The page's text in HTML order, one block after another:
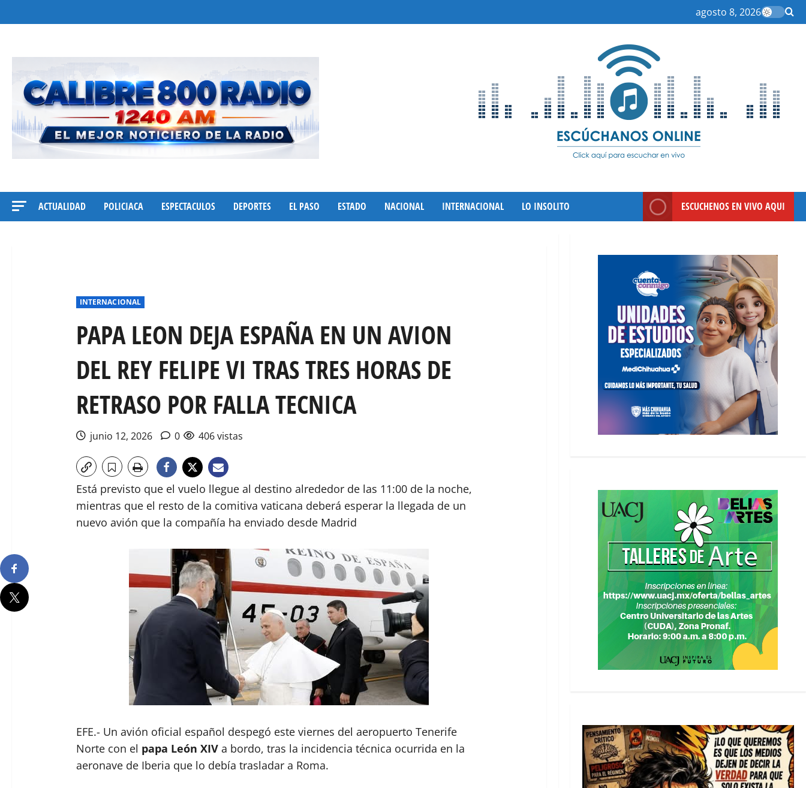
al
agosto 8, 2026
ACTUALIDAD POLICIACA ESPECTACULOS DEPORTES EL PASO ESTADO NACIONAL INTERNACIONAL LO INSOLITO ESCUCHENOS EN VIVO AQUI
INTERNACIONAL
PAPA LEON DEJA ESPAÑA EN UN AVION
DEL REY FELIPE VI TRAS TRES HORAS DE
RETRASO POR FALLA TECNICA
junio 12, 2026 0 406 vistas
Está previsto que el vuelo llegue al destino alrededor de las 11:00 de la noche,
mientras que el resto de la comitiva vaticana deberá esperar la llegada de un
nuevo avión que la compañía ha enviado desde Madrid
EFE.- Un avión oficial español despegó este viernes del aeropuerto Tenerife
Norte con el papa León XIVa bordo, tras la incidencia técnica ocurrida en la
aeronave de Iberia que lo debía trasladar a Roma.